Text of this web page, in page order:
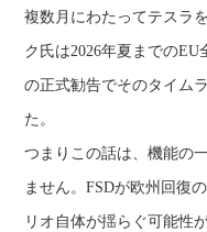
複数月にわたってテスラ
ク氏は2026年夏までの
の正式勧告でそのタイム
た。
つまりこの話は、機能の
ません。FSDが欧州回復
リオ自体が揺らぐ可能性